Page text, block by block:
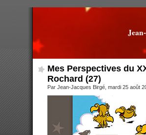
Mes Perspectives du
Rochard (27)
Par Jean-Jacques Birgé, mardi 25 août